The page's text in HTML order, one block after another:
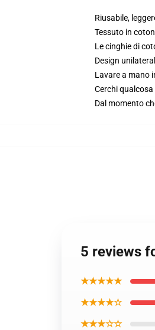
Riusabile,
Tessuto in
Le cinghie di
Design
Lavare a mano
Cerchi
Dal momento
5 reviews
★★★★★
★★★★☆
★★★☆☆